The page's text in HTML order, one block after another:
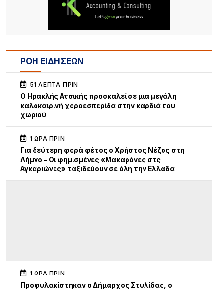
ΡΟΗ ΕΙΔΗΣΕΩΝ
51 ΛΕΠΤΆ ΠΡΙΝ
Ο Ηρακλής Ατσικής προσκαλεί σε μια μεγάλη
καλοκαιρινή χοροεσπερίδα στην καρδιά του
χωριού
1 ΏΡΑ ΠΡΙΝ
Για δεύτερη φορά φέτος ο Χρήστος Νέζος στη
Λήμνο – Οι φημισμένες «Μακαρόνες στς
Αγκαριώνες» ταξιδεύουν σε όλη την Ελλάδα
1 ΏΡΑ ΠΡΙΝ
Προφυλακίστηκαν ο Δήμαρχος Στυλίδας, ο